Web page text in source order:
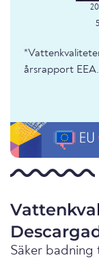
5
årsrapport EEA.
Säker badning